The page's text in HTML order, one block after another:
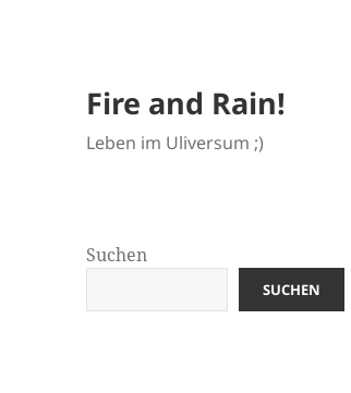
Fire and Rain!
Leben im Uliversum ;)
Suchen
SUCHEN